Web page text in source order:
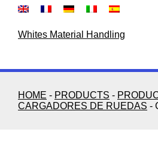
Skip
Whites Material Handling
HOME - PRODUCTS -
CARGADORES DE RUEDAS -